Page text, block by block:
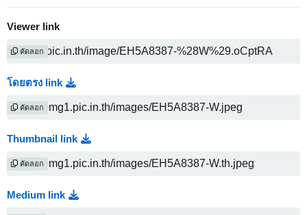
Viewer link
คัดลอก
โดยตรง link
คัดลอก
Thumbnail link
คัดลอก
Medium link